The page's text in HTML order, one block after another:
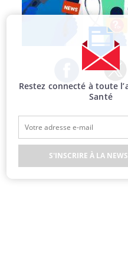
Facebook
Restez connecté à toute
Santé
S'INSCRIRE À LA